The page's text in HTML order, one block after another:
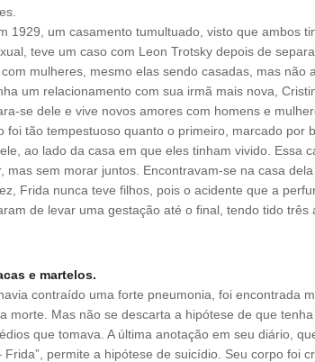
1929, um casamento tumultuado, visto que ambos
teve um caso com Leon Trotsky depois de
mulheres, mesmo elas sendo casadas, mas não
um relacionamento com sua irmã mais nova,
se dele e vive novos amores com homens e
foi tão tempestuoso quanto o primeiro, marcado por
ao lado da casa em que eles tinham vivido. Essa
sem morar juntos. Encontravam-se na casa
Frida nunca teve filhos, pois o acidente que a
de levar uma gestação até o final, tendo tido
e martelos.
contraído uma forte pneumonia, foi encontrada
morte. Mas não se descarta a hipótese de que
que tomava. A última anotação em seu diário,
permite a hipótese de suicídio. Seu corpo foi